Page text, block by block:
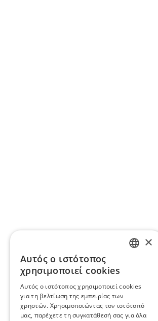
×
Αυτός ο ιστότοπος
χρησιμοποιεί cookies
Αυτός ο ιστότοπος χρησιμοποιεί cookies
για τη βελτίωση της εμπειρίας των
χρηστών. Χρησιμοποιώντας τον ιστότοπό
μας, παρέχετε τη συγκατάθεσή σας για όλα